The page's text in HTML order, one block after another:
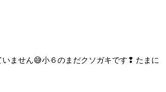
ません😅小６のまだクソガキです❢ たまに